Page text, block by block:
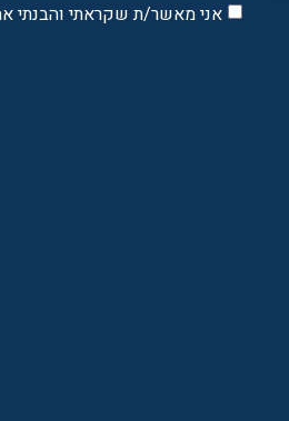
‪אני מאשר/ת שקראתי והבנתי